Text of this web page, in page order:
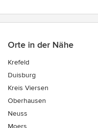
Orte in der Nähe
Krefeld
Duisburg
Kreis Viersen
Oberhausen
Neuss